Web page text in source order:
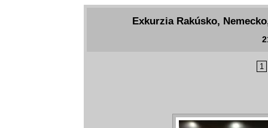
Exkurzia Rakúsko,
1